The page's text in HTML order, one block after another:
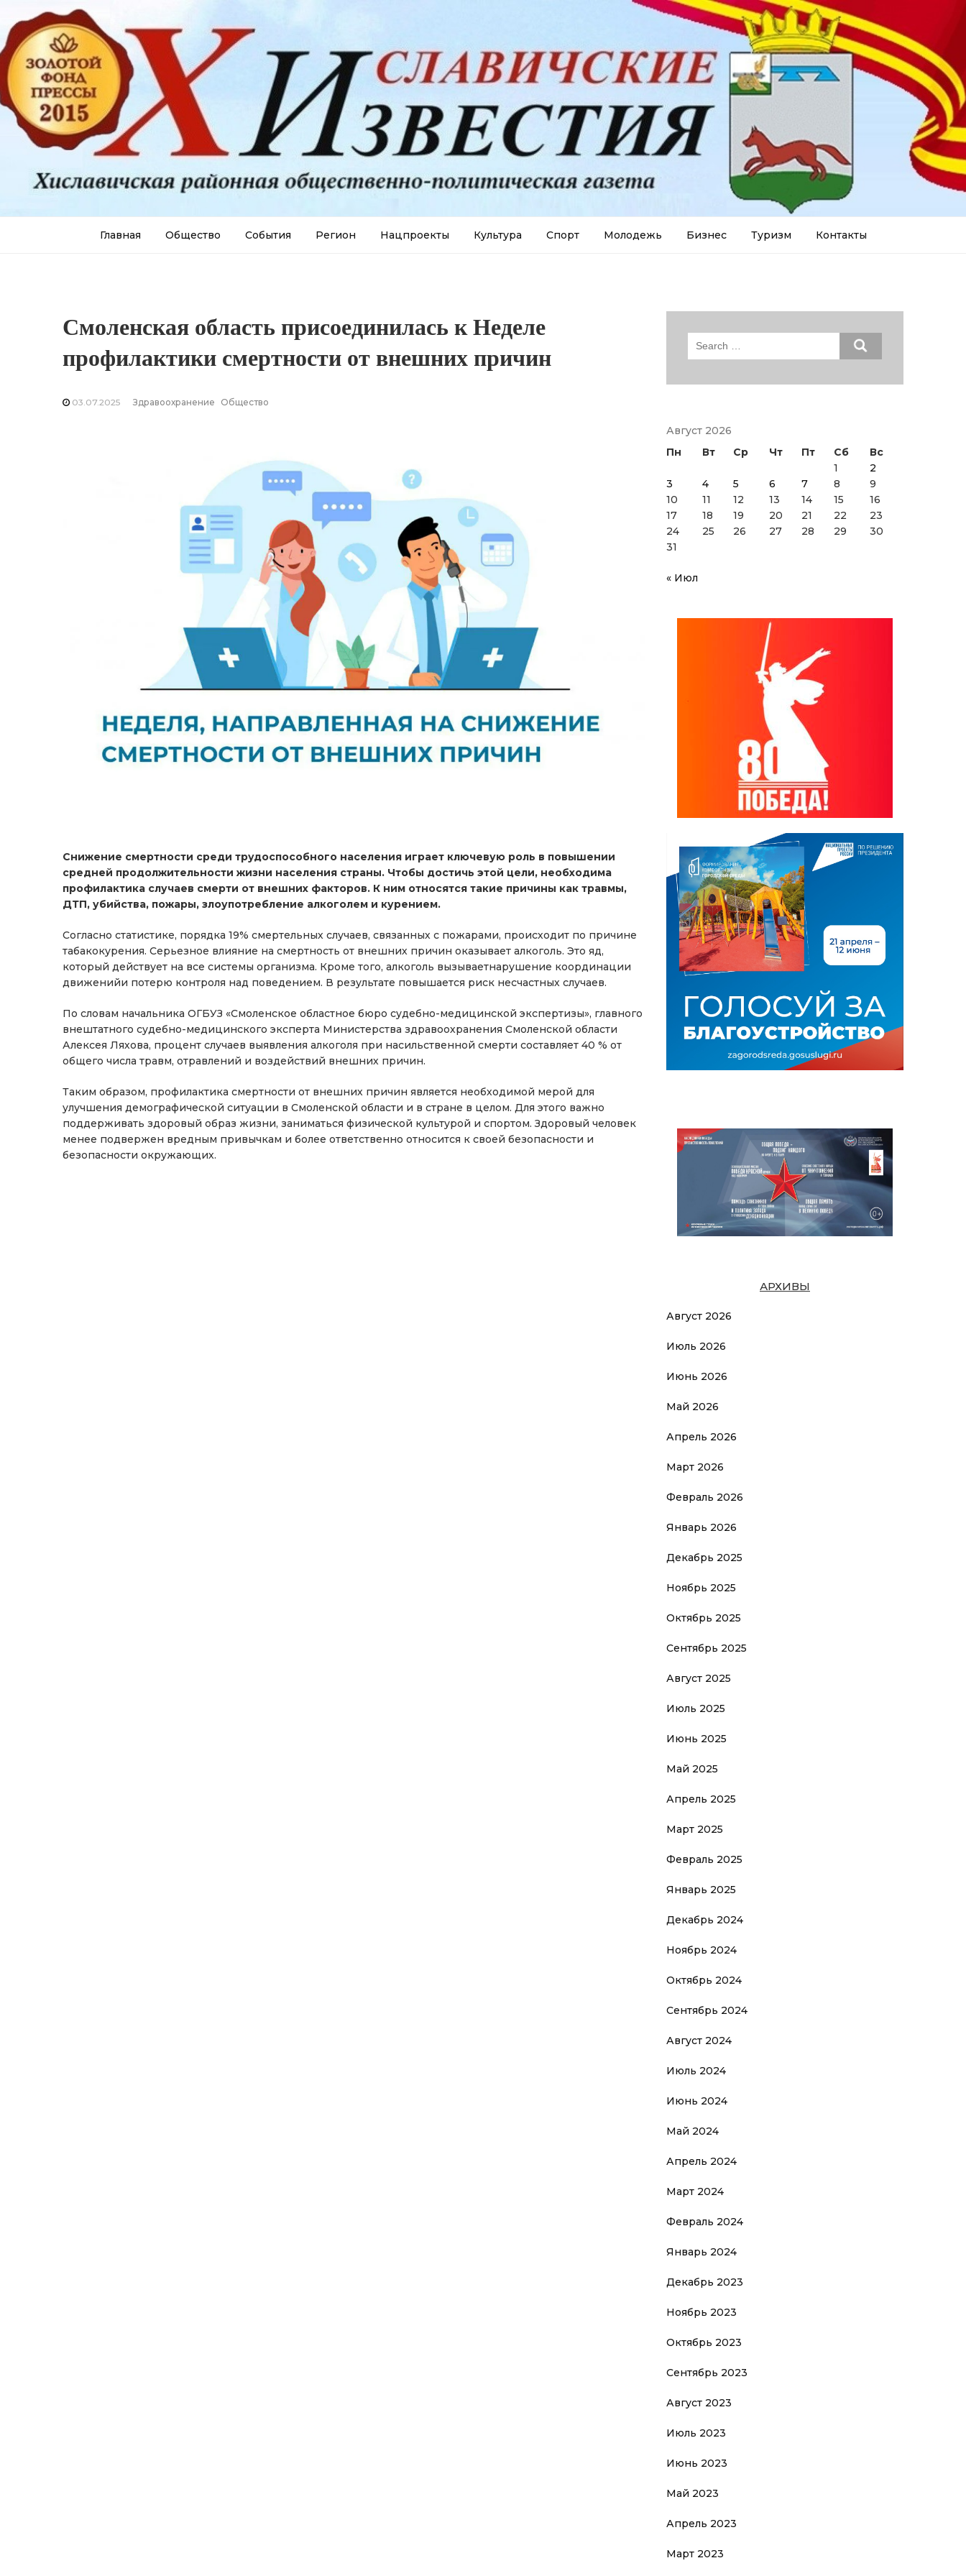
Главная Общество События Регион Нацпроекты Культура Спорт Молодежь Бизнес Туризм Контакты
Смоленская область присоединилась к Неделе
профилактики смертности от внешних причин
03.07.2025 Здравоохранение Общество
Снижение смертности среди трудоспособного населения играет ключевую роль в повышении
средней продолжительности жизни населения страны. Чтобы достичь этой цели, необходима
профилактика случаев смерти от внешних факторов. К ним относятся такие причины как травмы,
ДТП, убийства, пожары, злоупотребление алкоголем и курением.
Согласно статистике, порядка 19% смертельных случаев, связанных с пожарами, происходит по причине
табакокурения. Серьезное влияние на смертность от внешних причин оказывает алкоголь. Это яд,
который действует на все системы организма. Кроме того, алкоголь вызываетнарушение координации
движенийи потерю контроля над поведением. В результате повышается риск несчастных случаев.
По словам начальника ОГБУЗ «Смоленское областное бюро судебно-медицинской экспертизы», главного
внештатного судебно-медицинского эксперта Министерства здравоохранения Смоленской области
Алексея Ляхова, процент случаев выявления алкоголя при насильственной смерти составляет 40 % от
общего числа травм, отравлений и воздействий внешних причин.
Таким образом, профилактика смертности от внешних причин является необходимой мерой для
улучшения демографической ситуации в Смоленской области и в стране в целом. Для этого важно
поддерживать здоровый образ жизни, заниматься физической культурой и спортом. Здоровый человек
менее подвержен вредным привычкам и более ответственно относится к своей безопасности и
безопасности окружающих.
Search
Август 2026
Пн
Вт Ср Чт Пт Сб
Вс
1
2
3
4 5 6 7 8
9
10
11 12 13 14 15
16
17
18 19 20 21 22
23
24
25 26 27 28 29
30
31
« Июл
АРХИВЫ
Август 2026
Июль 2026
Июнь 2026
Май 2026
Апрель 2026
Март 2026
Февраль 2026
Январь 2026
Декабрь 2025
Ноябрь 2025
Октябрь 2025
Сентябрь 2025
Август 2025
Июль 2025
Июнь 2025
Май 2025
Апрель 2025
Март 2025
Февраль 2025
Январь 2025
Декабрь 2024
Ноябрь 2024
Октябрь 2024
Сентябрь 2024
Август 2024
Июль 2024
Июнь 2024
Май 2024
Апрель 2024
Март 2024
Февраль 2024
Январь 2024
Декабрь 2023
Ноябрь 2023
Октябрь 2023
Сентябрь 2023
Август 2023
Июль 2023
Июнь 2023
Май 2023
Апрель 2023
Март 2023